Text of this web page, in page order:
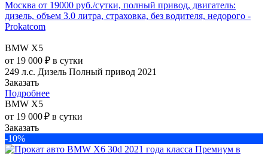
BMW X5
от 19 000 ₽ в сутки
249 л.с. Дизель Полный привод 2021
Заказать
Подробнее
BMW X5
от 19 000 ₽ в сутки
Заказать
-10%